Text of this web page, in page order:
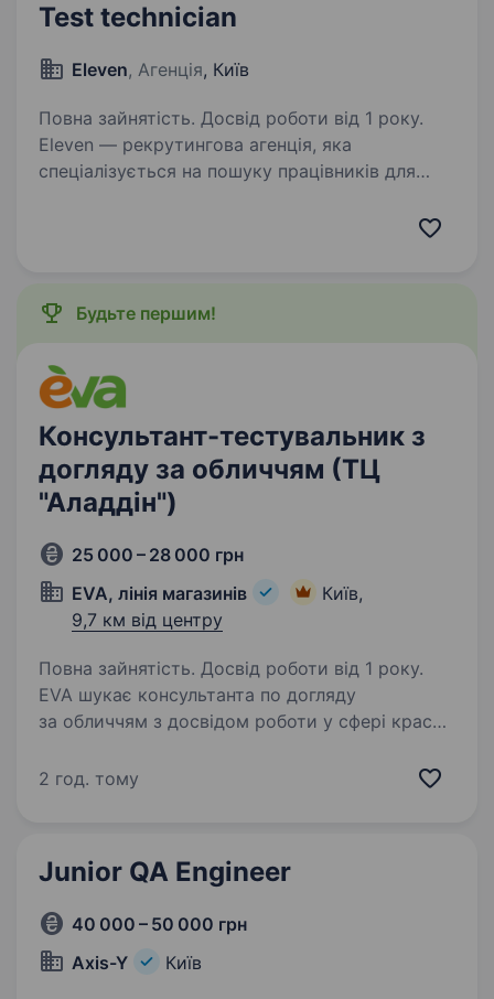
Test technician
Eleven, Агенція, Київ
Повна зайнятість. Досвід роботи від 1 року.
Eleven — рекрутингова агенція, яка
спеціалізується на пошуку працівників для
Будьте першим!
Консультант-тестувальник з
догляду за обличчям (ТЦ
"Аладдін")
25 000 – 28 000 грн
EVA, лінія магазинів
Київ,
9,7 км від центру
Повна зайнятість. Досвід роботи від 1 року.
EVA шукає консультанта по догляду
за обличчям з досвідом роботи у сфері краси!
Чекаємо в команді EVAfamily! Вимоги: Досвід
2 год. тому
Junior QA Engineer
40 000 – 50 000 грн
Axis-Y
Київ